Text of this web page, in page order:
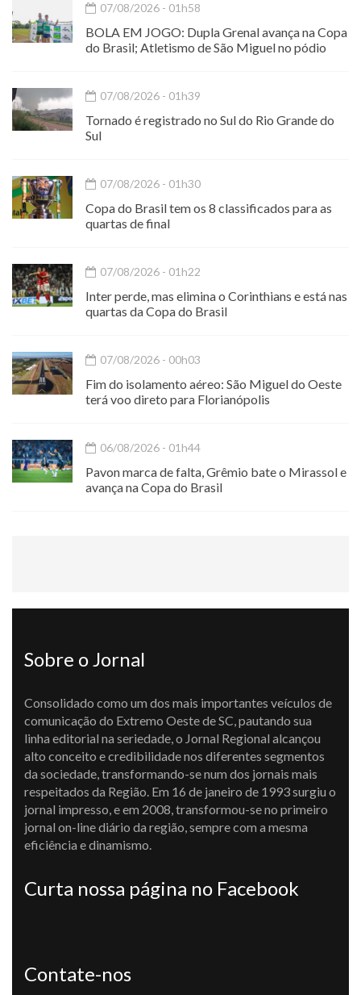
07/08/2026 - 01h58
BOLA EM JOGO: Dupla Grenal avança na Copa
do Brasil; Atletismo de São Miguel no pódio
07/08/2026 - 01h39
Tornado é registrado no Sul do Rio Grande do
Sul
07/08/2026 - 01h30
Copa do Brasil tem os 8 classificados para as
quartas de final
07/08/2026 - 01h22
Inter perde, mas elimina o Corinthians e está nas
quartas da Copa do Brasil
07/08/2026 - 00h03
Fim do isolamento aéreo: São Miguel do Oeste
terá voo direto para Florianópolis
06/08/2026 - 01h44
Pavon marca de falta, Grêmio bate o Mirassol e
avança na Copa do Brasil
Sobre o Jornal
Consolidado como um dos mais importantes veículos de
comunicação do Extremo Oeste de SC, pautando sua
linha editorial na seriedade, o Jornal Regional alcançou
alto conceito e credibilidade nos diferentes segmentos
da sociedade, transformando-se num dos jornais mais
respeitados da Região. Em 16 de janeiro de 1993 surgiu o
jornal impresso, e em 2008, transformou-se no primeiro
jornal on-line diário da região, sempre com a mesma
eficiência e dinamismo.
Curta nossa página no Facebook
Contate-nos